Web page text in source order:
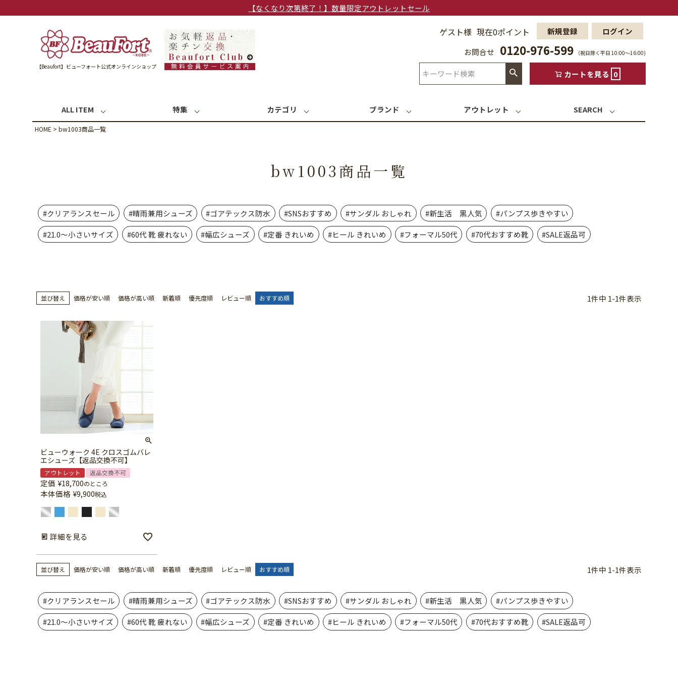
【なくなり次第終了！】数量限定アウトレットセール
【Beaufort】ビューフォート公式オンラインショップ
ゲスト様 現在0ポイント 新規登録
ログイン
お問合せ
0120-976-599 （祝日除く平日 10:00〜16:00)
カートを見る 0
検索
ALL ITEM 特集 カテゴリ ブランド アウトレット SEARCH
HOME bw1003商品一覧
bw1003商品一覧
#クリアランスセール #晴雨兼用シューズ #ゴアテックス防水 #SNSおすすめ #サンダル おしゃれ #新生活 黒人気 #パンプス歩きやすい
#21.0～小さいサイズ #60代 靴 疲れない #幅広シューズ #定番 きれいめ #ヒール きれいめ #フォーマル50代 #70代おすすめ靴 #SALE返品可
並び替え 価格が安い順 価格が高い順 新着順 優先度順 レビュー順 おすすめ順 1件中 1-1件表示
ビューウォーク 4E クロスゴムバレ
エシューズ【返品交換不可】
アウトレット 返品交換不可
定価 ¥18,700のところ
本体価格 ¥9,900税込
詳細を見る
並び替え 価格が安い順 価格が高い順 新着順 優先度順 レビュー順 おすすめ順 1件中 1-1件表示
#クリアランスセール #晴雨兼用シューズ #ゴアテックス防水 #SNSおすすめ #サンダル おしゃれ #新生活 黒人気 #パンプス歩きやすい
#21.0～小さいサイズ #60代 靴 疲れない #幅広シューズ #定番 きれいめ #ヒール きれいめ #フォーマル50代 #70代おすすめ靴 #SALE返品可